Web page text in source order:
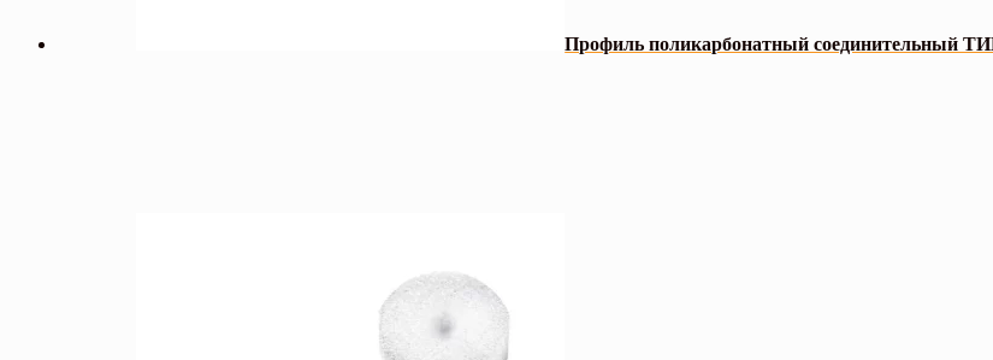
Профиль поликарбонатный соединительный